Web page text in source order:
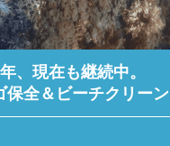
、現在も継続中。
保全＆ビーチクリーン